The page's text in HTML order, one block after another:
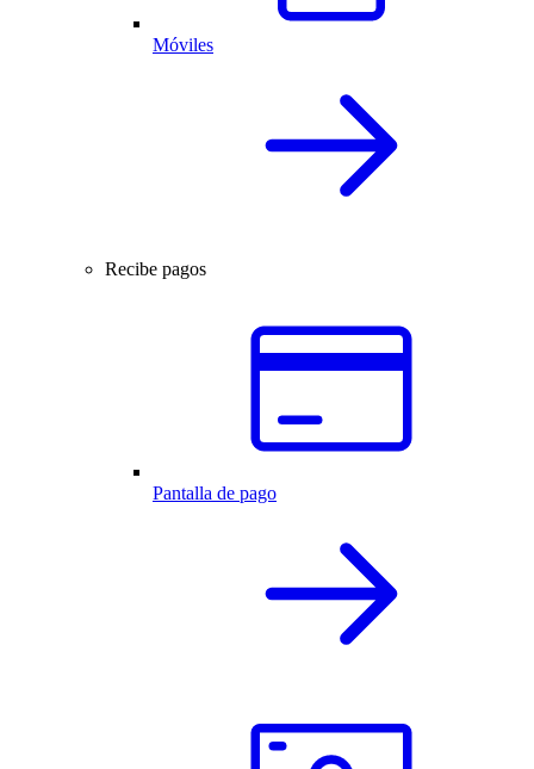
Móviles
Recibe pagos
Pantalla de pago